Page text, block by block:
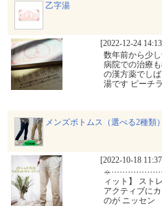
乙字湯
[2022-12-24
数年前から少
病院での治療
の漢方薬でし
湯です ピーチ
メンズボトムス（選べる2種類
[2022-10-18
ィット】 ス
アクティブに
のが ニッセン